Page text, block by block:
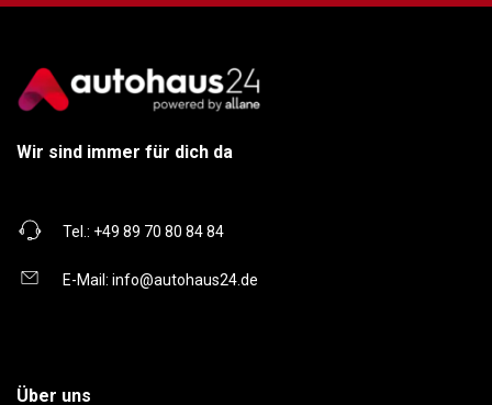
Wir sind immer für dich da
Tel.: +49 89 70 80 84 84
E-Mail: info@autohaus24.de
Über uns